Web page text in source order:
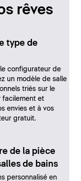
rêves
type de
configurateur de
un modèle de salle
triés sur le
facilement et
envies et à vos
gratuit.
de la pièce
de bains
personnalisé en